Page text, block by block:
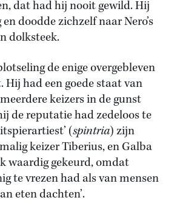
dat had hij nooit gewild. Hij
doodde zichzelf naar Nero’s
dolksteek.
de enige overgebleven
had een goede staat van
keizers in de gunst
de reputatie had zedeloos te
(spintria) zijn
keizer Tiberius, en Galba
waardig gekeurd, omdat
te vrezen had als van mensen
eten dachten’.